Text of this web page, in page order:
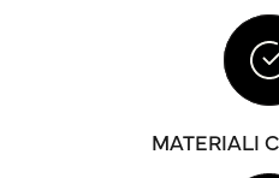
MATERIALI